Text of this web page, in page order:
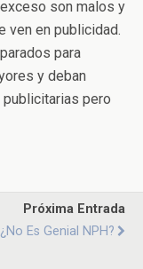
son malos y
ven en publicidad.
para
y deban
pero
Próxima Entrada
¿No Es Genial NPH?